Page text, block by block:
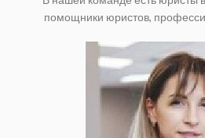
помощники юристов,